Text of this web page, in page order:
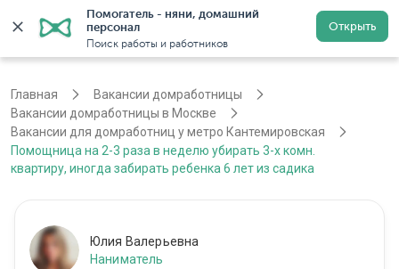
Помогатель - няни, домашний
персонал
Поиск работы и работников
Открыть
Регистрация
Главная
Вакансии домработницы
Вакансии домработницы в Москве
Вакансии для домработниц у метро Кантемировская
Помощница на 2-3 раза в неделю убирать 3-х комн.
квартиру, иногда забирать ребенка 6 лет из садика
Юлия Валерьевна
Наниматель